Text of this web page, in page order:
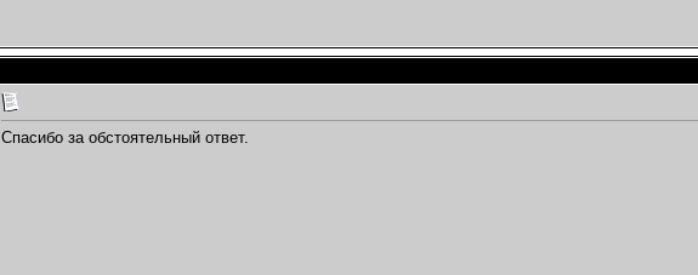
Спасибо за обстоятельный ответ.